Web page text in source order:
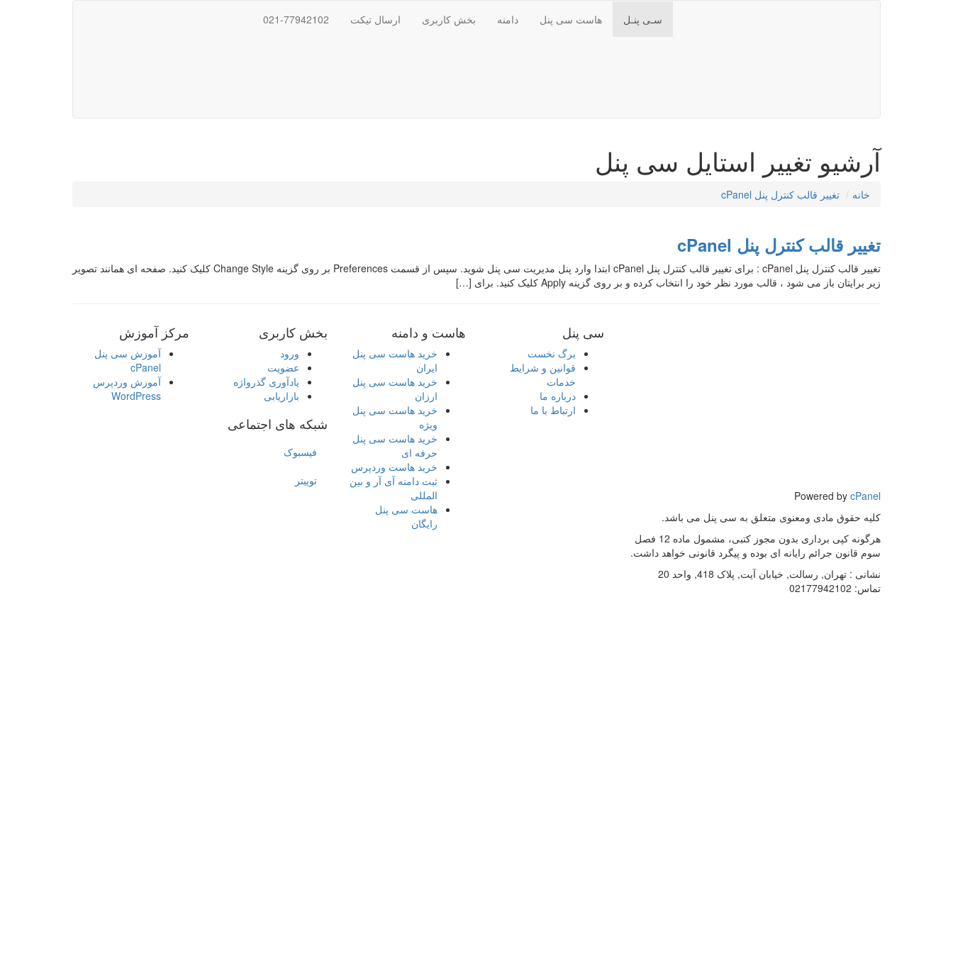
سـی پنـل هاست سی پنل دامنه بخش کاربری ارسال تیکت 021-77942102
آرشیو تغییر استایل سی پنل
خانه تغییر قالب کنترل پنل cPanel
تغییر قالب کنترل پنل cPanel
تغییر قالب کنترل پنل cPanel : برای تغییر قالب کنترل پنل cPanel ابتدا وارد پنل مدیریت سی پنل شوید. سپس از قسمت Preferences بر روی گزینه Change Style کلیک کنید. صفحه ای همانند تصویر
زیر برایتان باز می شود ، قالب مورد نظر خود را انتخاب کرده و بر روی گزینه Apply کلیک کنید. برای […]
Powered by cPanel
کلیه حقوق مادی ومعنوی متعلق به سی پنل می باشد.
هرگونه کپی برداری بدون مجوز کتبی، مشمول ماده 12 فصل
سوم قانون جرائم رایانه ای بوده و پیگرد قانونی خواهد داشت.
نشانی : تهران, رسالت, خیابان آیت, پلاک 418, واحد 20
تماس:
سی پنل
برگ نخست
قوانین و شرایط
خدمات
درباره ما
ارتباط با ما
هاست و دامنه
خرید هاست سی پنل
ایران
خرید هاست سی پنل
ارزان
خرید هاست سی پنل
ویژه
خرید هاست سی پنل
حرفه ای
خرید هاست وردپرس
ثبت دامنه آی آر و بین
المللی
هاست سی پنل
رایگان
بخش کاربری
ورود
عضویت
یادآوری گذرواژه
بازاریابی
مرکز آموزش
آموزش سی پنل
cPanel
آموزش وردپرس
WordPress
شبکه های اجتماعی
فیسبوک
توییتر